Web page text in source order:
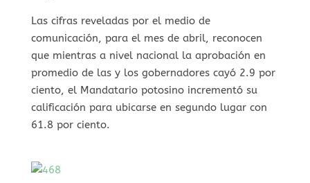
Las cifras reveladas por el medio de
comunicación, para el mes de abril, reconocen
que mientras a nivel nacional la aprobación en
promedio de las y los gobernadores cayó 2.9 por
ciento, el Mandatario potosino incrementó su
calificación para ubicarse en segundo lugar con
61.8 por ciento.